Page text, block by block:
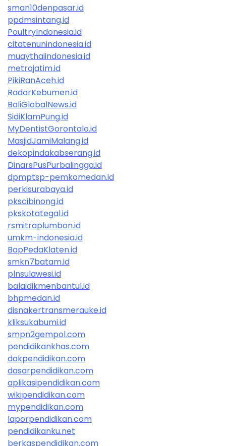
sman10denpasar.id
ppdmsintang.id
PoultryIndonesia.id
citatenunindonesia.id
muaythaiindonesia.id
metrojatim.id
PikiRanAceh.id
RadarKebumen.id
BaliGlobalNews.id
SidiKlamPung.id
MyDentistGorontalo.id
MasjidJamiMalang.id
dekopindakabserang.id
DinarsPusPurbalingga.id
dpmptsp-pemkomedan.id
perkisurabaya.id
pkscibinong.id
pkskotategal.id
rsmitraplumbon.id
umkm-indonesia.id
BapPedaKlaten.id
smkn7batam.id
plnsulawesi.id
balaidikmenbantul.id
bhpmedan.id
disnakertransmerauke.id
kliksukabumi.id
smpn2gempol.com
pendidikankhas.com
dakpendidikan.com
dasarpendidikan.com
aplikasipendidikan.com
wikipendidikan.com
mypendidikan.com
laporpendidikan.com
pendidikanku.net
berkaspendidikan.com